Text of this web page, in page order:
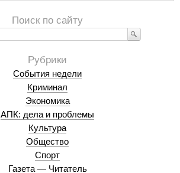
События недели
Криминал
Экономика
АПК: дела и проблемы
Культура
Общество
Спорт
Газета — Читатель